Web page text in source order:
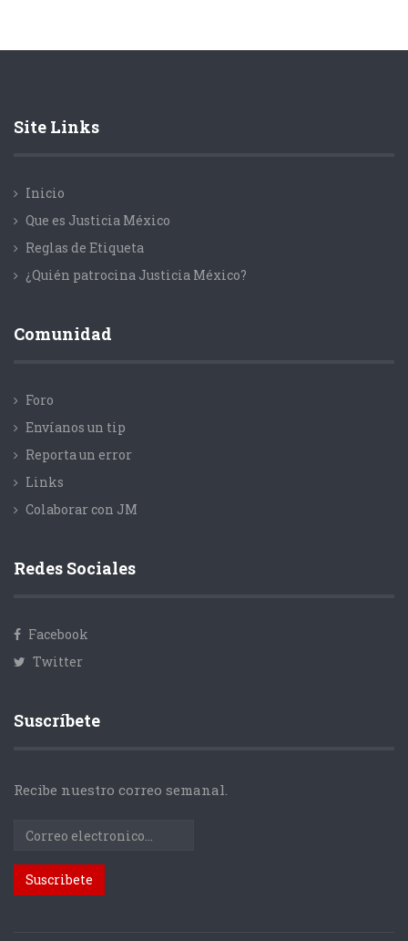
Site Links
Inicio
Que es Justicia México
Reglas de Etiqueta
¿Quién patrocina Justicia México?
Comunidad
Foro
Envíanos un tip
Reporta un error
Links
Colaborar con JM
Redes Sociales
Facebook
Twitter
Suscríbete
Recibe nuestro correo semanal.